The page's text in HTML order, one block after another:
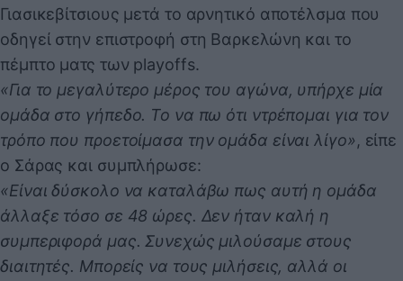
Γιασικεβίτσιους μετά το αρνητικό αποτέλσμα που
οδηγεί στην επιστροφή στη Βαρκελώνη και το
πέμπτο ματς των playoffs.
«Για το μεγαλύτερο μέρος του αγώνα, υπήρχε μία
ομάδα στο γήπεδο. Το να πω ότι ντρέπομαι για τον
τρόπο που προετοίμασα την ομάδα είναι λίγο», είπε
ο Σάρας και συμπλήρωσε:
«Είναι δύσκολο να καταλάβω πως αυτή η ομάδα
άλλαξε τόσο σε 48 ώρες. Δεν ήταν καλή η
συμπεριφορά μας. Συνεχώς μιλούσαμε στους
διαιτητές. Μπορείς να τους μιλήσεις, αλλά οι